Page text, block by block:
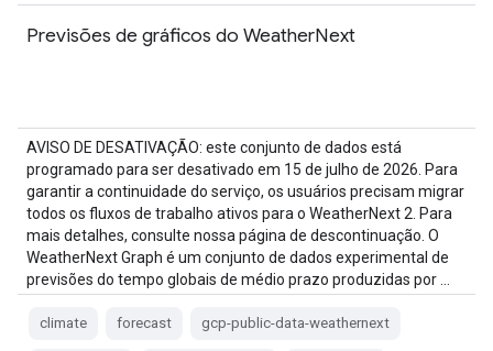
Previsões de gráficos do WeatherNext
AVISO DE DESATIVAÇÃO: este conjunto de dados está
programado para ser desativado em 15 de julho de 2026. Para
garantir a continuidade do serviço, os usuários precisam migrar
todos os fluxos de trabalho ativos para o WeatherNext 2. Para
mais detalhes, consulte nossa página de descontinuação. O
WeatherNext Graph é um conjunto de dados experimental de
previsões do tempo globais de médio prazo produzidas por …
climate forecast gcp-public-data-weathernext